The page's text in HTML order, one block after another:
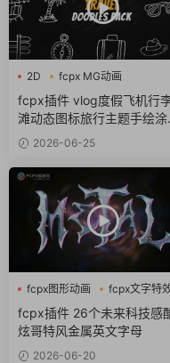
2D
fcpx MG动画
fcpx卡通
fcpx插件 vlog度假飞机行
滩动态图标旅行主题手绘涂
包 2026-06-25
fcpx图形动画
fcpx文字特
fcpx标题
fcpx插件 26个未来科技感
炫哥特风金属英文字母
2026-06-20